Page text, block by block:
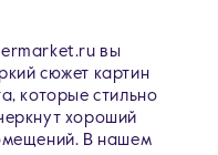
вы
сюжет картин
которые стильно
хороший
В нашем